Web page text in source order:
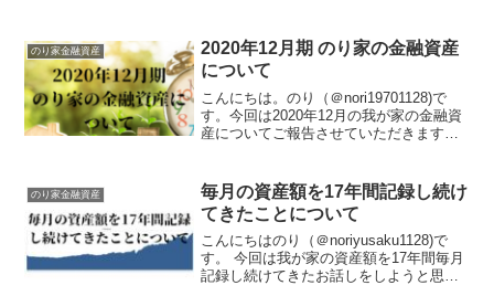
ないことをご了承ください。6月末を...
のり家金融資産
2020年12月期 のり家の金融資産
について
こんにちは。のり（＠nori19701128)で
す。今回は2020年12月の我が家の金融資
産についてご報告させていただきます。
了承ください。2020年12月の我が...
のり家金融資産
毎月の資産額を17年間記録し続け
てきたことについて
こんにちはのり（＠noriyusaku1128)で
す。 今回は我が家の資産額を17年間毎月
記録し続けてきたお話しをしようと思い